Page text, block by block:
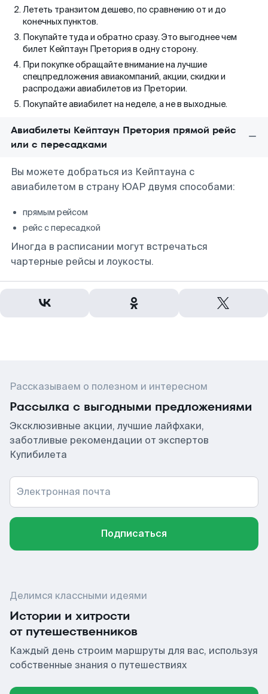
Лететь транзитом дешево, по сравнению от и до
конечных пунктов.
Покупайте туда и обратно сразу. Это выгоднее чем
билет Кейптаун Претория в одну сторону.
При покупке обращайте внимание на лучшие
спецпредложения авиакомпаний, акции, скидки и
распродажи авиабилетов из Претории.
Покупайте авиабилет на неделе, а не в выходные.
Авиабилеты Кейптаун Претория прямой рейс
или с пересадками
Вы можете добраться из Кейптауна с
авиабилетом в страну ЮАР двумя способами:
прямым рейсом
рейс с пересадкой
Иногда в расписании могут встречаться
чартерные рейсы и лоукосты.
Рассказываем о полезном и интересном
Рассылка с выгодными предложениями
Эксклюзивные акции, лучшие лайфхаки,
заботливые рекомендации от экспертов
Купибилета
Электронная почта
Подписаться
Делимся классными идеями
Истории и хитрости
от путешественников
Каждый день строим маршруты для вас, используя
собственные знания о путешествиях